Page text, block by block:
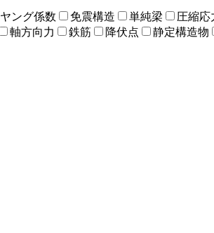
ヤング係数 免震構造 単純梁 圧縮応
軸方向力 鉄筋 降伏点 静定構造物